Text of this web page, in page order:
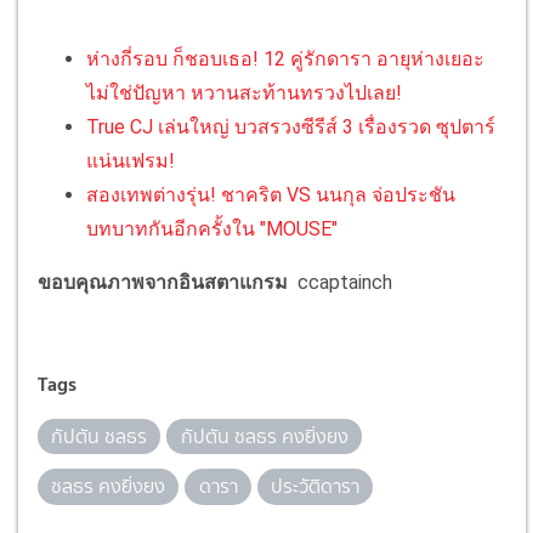
ห่างกี่รอบ ก็ชอบเธอ! 12 คู่รักดารา อายุห่างเยอะ
ไม่ใช่ปัญหา หวานสะท้านทรวงไปเลย!
True CJ เล่นใหญ่ บวสรวงซีรีส์ 3 เรื่องรวด ซุปตาร์
แน่นเฟรม!
สองเทพต่างรุ่น! ชาคริต VS นนกุล จ่อประชัน
บทบาทกันอีกครั้งใน "MOUSE"
ขอบคุณภาพจากอินสตาแกรม ccaptainch
Tags
กัปตัน ชลธร
กัปตัน ชลธร คงยิ่งยง
ชลธร คงยิ่งยง
ดารา ประวัติดารา